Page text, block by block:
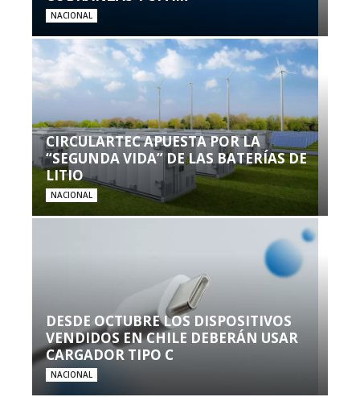
NACIONAL
CIRCULARTEC APUESTA POR LA
“SEGUNDA VIDA” DE LAS BATERÍAS DE
LITIO
NACIONAL
DESDE OCTUBRE LOS DISPOSITIVOS
VENDIDOS EN CHILE DEBERÁN USAR
CARGADOR TIPO C
NACIONAL